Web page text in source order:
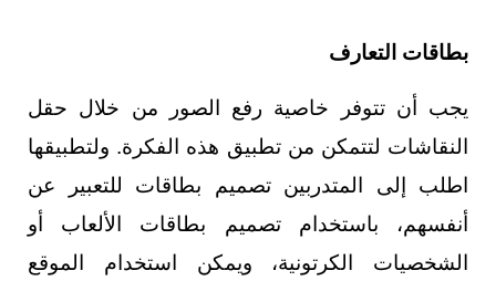
بطاقات التعارف
يجب أن تتوفر خاصية رفع الصور من خلال حقل
النقاشات لتتمكن من تطبيق هذه الفكرة. ولتطبيقها
اطلب إلى المتدربين تصميم بطاقات للتعبير عن
أنفسهم، باستخدام تصميم بطاقات الألعاب أو
الشخصيات الكرتونية، ويمكن استخدام الموقع